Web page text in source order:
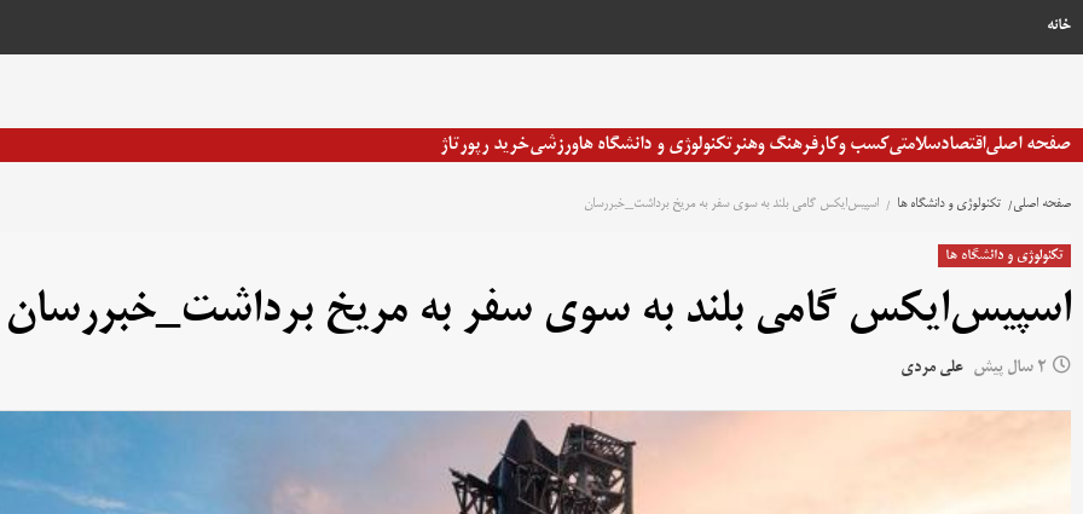
خانه
صفحه اصلیاقتصادسلامتیکسب وکارفرهنگ وهنرتکنولوژی و دانشگاه هاورزشیخرید رپورتاژ
صفحه اصلی تکنولوژی و دانشگاه ها اسپیس‌ایکس گامی بلند به سوی سفر به مریخ برداشت_خبررسان
تکنولوژی و دانشگاه ها
اسپیس‌ایکس گامی بلند به سوی سفر به مریخ برداشت_خبررسان
2 سال پیش علی مردی